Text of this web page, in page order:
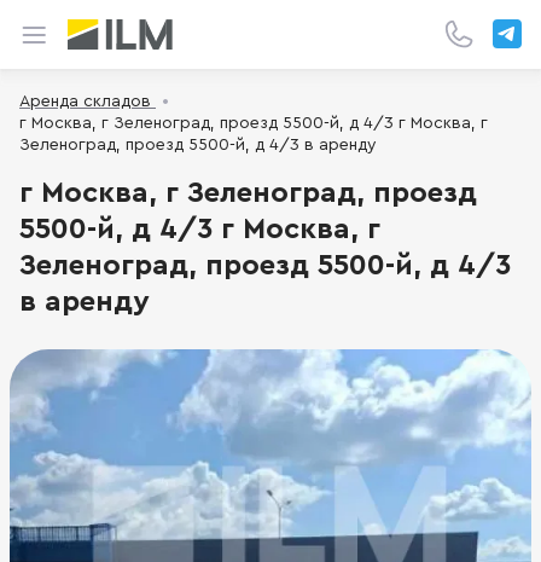
Аренда складов
г Москва, г Зеленоград, проезд 5500-й, д 4/3 г Москва, г
Зеленоград, проезд 5500-й, д 4/3 в аренду
г Москва, г Зеленоград, проезд
5500-й, д 4/3 г Москва, г
Зеленоград, проезд 5500-й, д 4/3
в аренду